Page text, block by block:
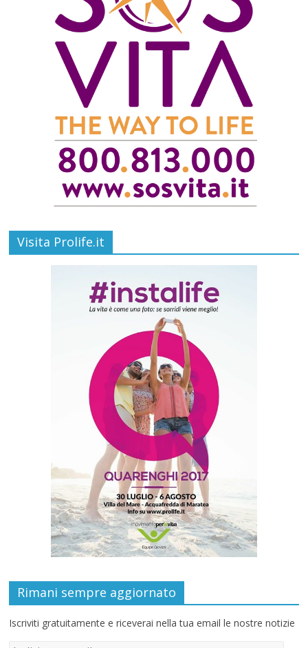
Visita Prolife.it
Rimani sempre aggiornato
Iscriviti gratuitamente e riceverai nella tua email le nostre notizie